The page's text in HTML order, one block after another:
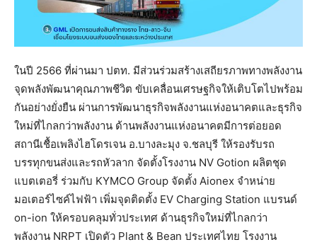
ในปี 2566 ที่ผ่านมา ปตท. มีส่วนร่วมสร้างเสถียรภาพทางพลังงาน
จุดพลังพัฒนาคุณภาพชีวิต ขับเคลื่อนเศรษฐกิจให้เติบโตไปพร้อม
กันอย่างยั่งยืน ผ่านการพัฒนาธุรกิจพลังงานแห่งอนาคตและธุรกิจ
ใหม่ที่ไกลกว่าพลังงาน ด้านพลังงานแห่งอนาคตมีการต่อยอด
สถานีเชื้อเพลิงไฮโดรเจน อ.บางละมุง จ.ชลบุรี ให้รองรับรถ
บรรทุกขนส่งและรถหัวลาก จัดตั้งโรงงาน NV Gotion ผลิตชุด
แบตเตอรี่ ร่วมกับ KYMCO Group จัดตั้ง Aionex จำหน่าย
มอเตอร์ไซค์ไฟฟ้า เพิ่มจุดติดตั้ง EV Charging Station แบรนด์
on-ion ให้ครอบคลุมทั่วประเทศ ด้านธุรกิจใหม่ที่ไกลกว่า
พลังงาน NRPT เปิดตัว Plant & Bean ประเทศไทย โรงงาน